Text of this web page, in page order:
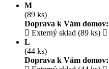
M
(89 ks)
Doprava k Vám domov:
Externý sklad (89 ks)
L
(44 ks)
Doprava k Vám domov: